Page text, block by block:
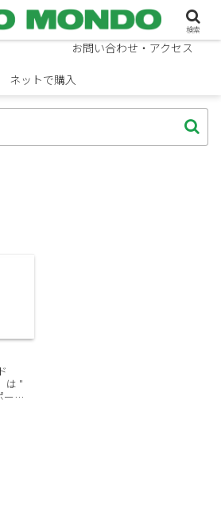
ニュース
お問い合わせ・アクセス
ネットで購入
は "
ーテ
検索